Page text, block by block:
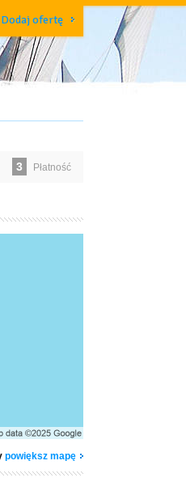
Dodaj ofertę
3 Płatność
powiększ mapę